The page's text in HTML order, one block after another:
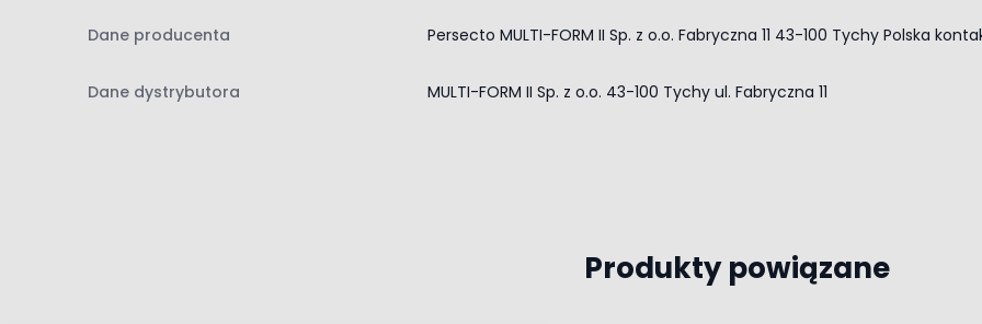
Dane producenta Persecto MULTI-FORM II Sp. z o.o. Fabryczna 11 43-100 Tychy Polska
Dane dystrybutora MULTI-FORM II Sp. z o.o. 43-100 Tychy ul. Fabryczna 11
Produkty powiązane